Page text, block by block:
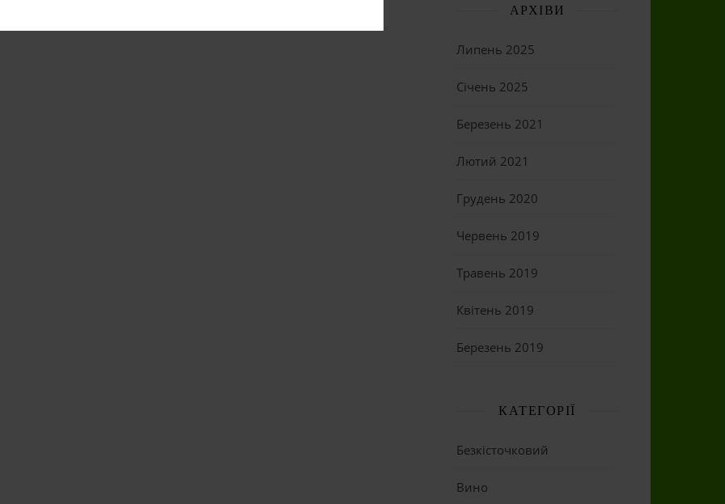
АРХІВИ
Липень 2025
Січень 2025
Березень 2021
Лютий 2021
Грудень 2020
Червень 2019
Травень 2019
Квітень 2019
Березень 2019
КАТЕГОРІЇ
Безкісточковий
Вино